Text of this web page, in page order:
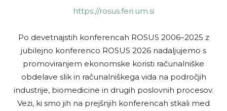
https://rosus.feri.um.si
Po devetnajstih konferencah ROSUS 2006–2025 z
jubilejno konferenco ROSUS 2026 nadaljujemo s
promoviranjem ekonomske koristi računalniške
obdelave slik in računalniškega vida na področjih
industrije, biomedicine in drugih poslovnih procesov.
Vezi, ki smo jih na prejšnjih konferencah stkali med